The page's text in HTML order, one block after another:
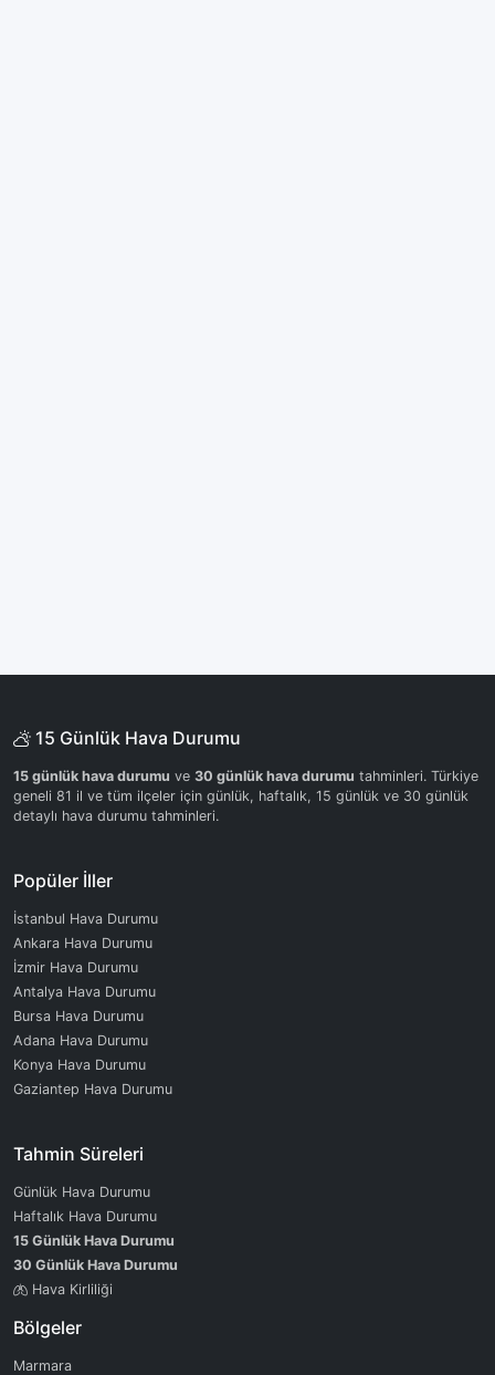
15 Günlük Hava Durumu
15 günlük hava durumu ve 30 günlük hava durumu tahminleri. Türkiye
geneli 81 il ve tüm ilçeler için günlük, haftalık, 15 günlük ve 30 günlük
detaylı hava durumu tahminleri.
Popüler İller
İstanbul Hava Durumu
Ankara Hava Durumu
İzmir Hava Durumu
Antalya Hava Durumu
Bursa Hava Durumu
Adana Hava Durumu
Konya Hava Durumu
Gaziantep Hava Durumu
Tahmin Süreleri
Günlük Hava Durumu
Haftalık Hava Durumu
15 Günlük Hava Durumu
30 Günlük Hava Durumu
Hava Kirliliği
Bölgeler
Marmara